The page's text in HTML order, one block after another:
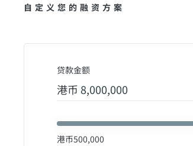
自定义您的融资方案
贷款金额
港币
港币500,000